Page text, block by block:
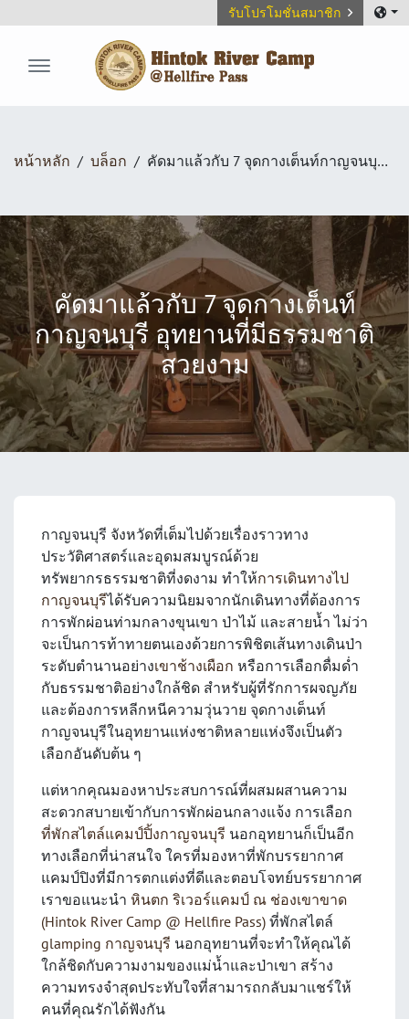
รับโปรโมชั่นสมาชิก
หน้าหลัก บล็อก คัดมาแล้วกับ 7 จุดกางเต็นท์กาญจนบุรี อุทยานที่มีธรรมชาติสวยงาม
คัดมาแล้วกับ 7 จุดกางเต็นท์
กาญจนบุรี อุทยานที่มีธรรมชาติ
สวยงาม
กาญจนบุรี จังหวัดที่เต็มไปด้วยเรื่องราวทาง
ประวัติศาสตร์และอุดมสมบูรณ์ด้วย
ทรัพยากรธรรมชาติที่งดงาม ทำให้การเดินทางไป
กาญจนบุรีได้รับความนิยมจากนักเดินทางที่ต้องการ
การพักผ่อนท่ามกลางขุนเขา ป่าไม้ และสายน้ำ ไม่ว่า
จะเป็นการท้าทายตนเองด้วยการพิชิตเส้นทางเดินป่า
ระดับตำนานอย่างเขาช้างเผือก หรือการเลือกดื่มด่ำ
กับธรรมชาติอย่างใกล้ชิด สำหรับผู้ที่รักการผจญภัย
และต้องการหลีกหนีความวุ่นวาย จุดกางเต็นท์
กาญจนบุรีในอุทยานแห่งชาติหลายแห่งจึงเป็นตัว
เลือกอันดับต้น ๆ
แต่หากคุณมองหาประสบการณ์ที่ผสมผสานความ
สะดวกสบายเข้ากับการพักผ่อนกลางแจ้ง การเลือก
ที่พักสไตล์แคมป์ปิ้งกาญจนบุรี นอกอุทยานก็เป็นอีก
ทางเลือกที่น่าสนใจ ใครที่มองหาที่พักบรรยากาศ
แคมป์ปิงที่มีการตกแต่งที่ดีและตอบโจทย์บรรยากาศ
เราขอแนะนำ หินตก ริเวอร์แคมป์ ณ ช่องเขาขาด
(Hintok River Camp @ Hellfire Pass) ที่พักสไตล์
glamping กาญจนบุรี นอกอุทยานที่จะทำให้คุณได้
ใกล้ชิดกับความงามของแม่น้ำและป่าเขา สร้าง
ความทรงจำสุดประทับใจที่สามารถกลับมาแชร์ให้
คนที่คุณรักได้ฟังกัน